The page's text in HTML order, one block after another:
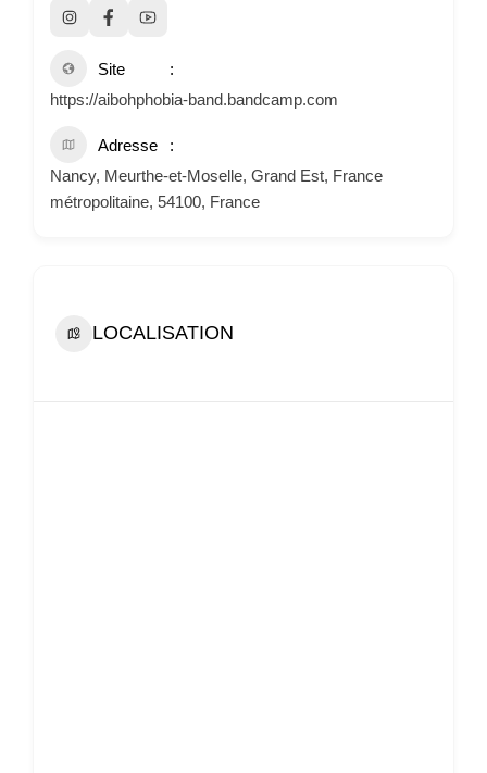
Site
https://aibohphobia-band.bandcamp.com
Adresse
Nancy, Meurthe-et-Moselle, Grand Est, France
métropolitaine, 54100, France
LOCALISATION